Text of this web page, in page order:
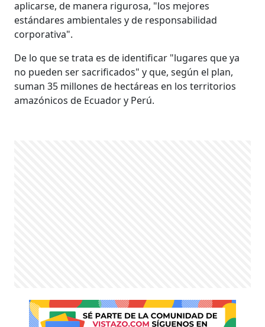
aplicarse, de manera rigurosa, "los mejores
estándares ambientales y de responsabilidad
corporativa".
De lo que se trata es de identificar "lugares que ya
no pueden ser sacrificados" y que, según el plan,
suman 35 millones de hectáreas en los territorios
amazónicos de Ecuador y Perú.